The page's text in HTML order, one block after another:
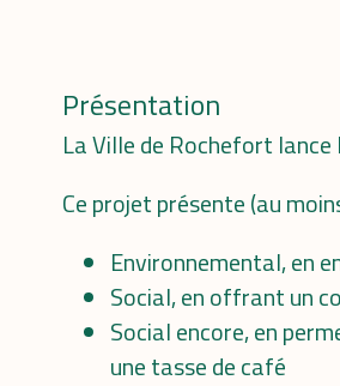
Présentation
La Ville de Rochefort lance
Ce projet présente (au
Environnemental, en
Social, en offrant un
Social encore, en
une tasse de café